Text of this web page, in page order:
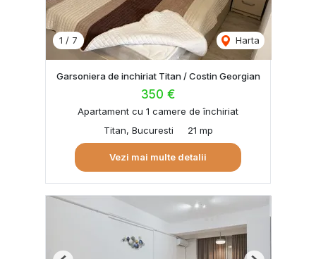
1 / 7 Harta
Garsoniera de inchiriat Titan / Costin Georgian
350 €
Apartament cu 1 camere de închiriat
Titan, Bucuresti
21 mp
Vezi mai multe detalii